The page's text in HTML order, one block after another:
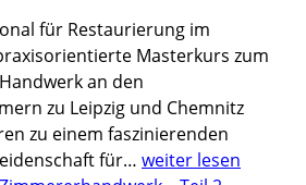
für Restaurierung im
Masterkurs zum
an den
zu Leipzig und Chemnitz
zu einem faszinierenden
für… weiter lesen